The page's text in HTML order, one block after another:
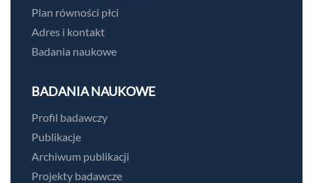
Plan równości płci
Adres i kontakt
Badania naukowe
BADANIA NAUKOWE
Profil badawczy
Publikacje
Archiwum publikacji
Projekty badawcze